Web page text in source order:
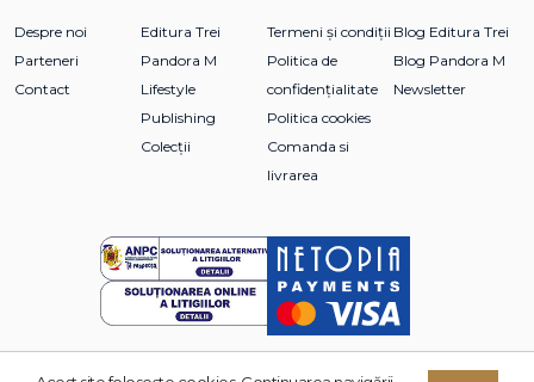
Despre noi
Parteneri
Contact
Editura Trei
Pandora M
Lifestyle
Publishing
Colecții
Termeni și condiții
Politica de
confidențialitate
Politica cookies
Comanda si
livrarea
Blog Editura Trei
Blog Pandora M
Newsletter